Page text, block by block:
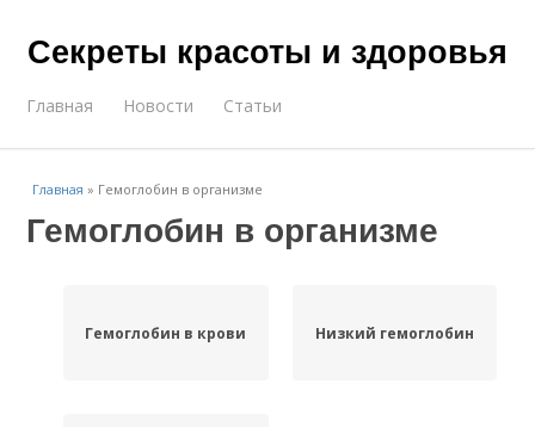
Секреты красоты и здоровья
Главная Новости Статьи
Главная » Гемоглобин в организме
Гемоглобин в организме
Гемоглобин в крови Низкий гемоглобин